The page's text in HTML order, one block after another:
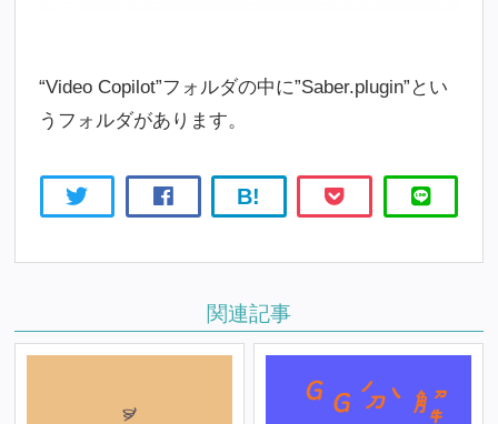
“Video Copilot”フォルダの中に”Saber.plugin”とい
うフォルダがあります。
B!
関連記事